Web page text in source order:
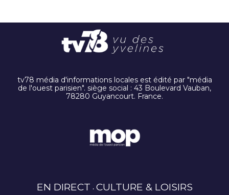
tv78 média d'informations locales est édité par "média
de l'ouest parisien". siège social : 43 Boulevard Vauban,
78280 Guyancourt. France.
EN DIRECT CULTURE & LOISIRS